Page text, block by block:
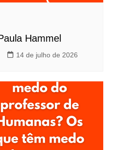
Hammel
14 de julho de 2026